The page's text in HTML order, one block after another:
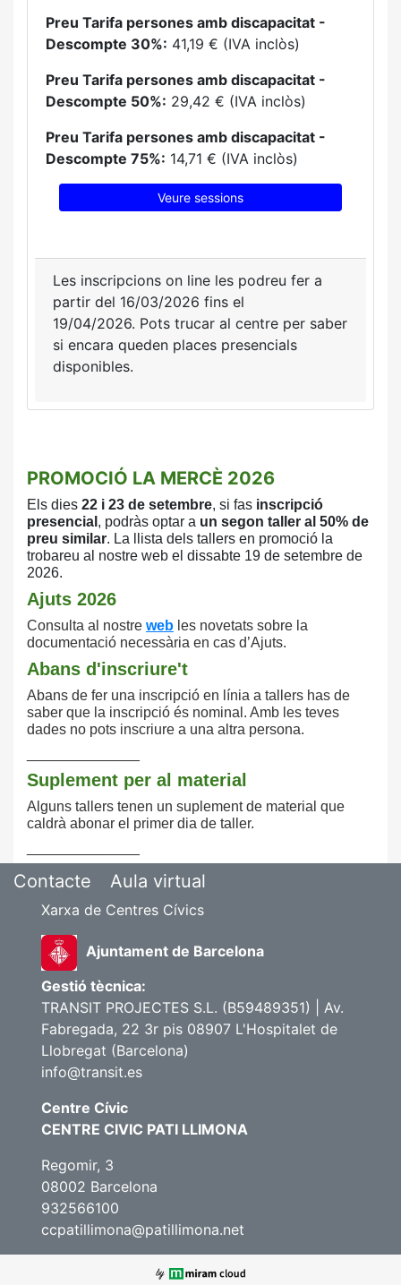
Preu Tarifa persones amb discapacitat -
Descompte 30%: 41,19 € (IVA inclòs)
Preu Tarifa persones amb discapacitat -
Descompte 50%: 29,42 € (IVA inclòs)
Preu Tarifa persones amb discapacitat -
Descompte 75%: 14,71 € (IVA inclòs)
Veure sessions
Les inscripcions on line les podreu fer a
partir del 16/03/2026 fins el
19/04/2026. Pots trucar al centre per saber
si encara queden places presencials
disponibles.
PROMOCIÓ LA MERCÈ 2026
Els dies 22 i 23 de setembre, si fas inscripció
presencial , podràs optar a un segon taller al 50% de
preu similar. La llista dels tallers en promoció la
trobareu al nostre web el dissabte 19 de setembre de
2026.
Ajuts 2026
Consulta al nostre web les novetats sobre la
documentació necessària en cas d’Ajuts.
Abans d'inscriure't
Abans de fer una inscripció en línia a tallers has de
saber que la inscripció és nominal. Amb les teves
dades no pots inscriure a una altra persona.
Suplement per al material
Alguns tallers tenen un suplement de material que
caldrà abonar el primer dia de taller.
Contacte Aula virtual
Xarxa de Centres Cívics
Ajuntament de Barcelona
Gestió tècnica:
TRANSIT PROJECTES S.L. (B59489351) | Av.
Fabregada, 22 3r pis 08907 L'Hospitalet de
Llobregat (Barcelona)
info@transit.es
Centre Cívic
CENTRE CIVIC PATI LLIMONA
Regomir, 3
08002 Barcelona
932566100
ccpatillimona@patillimona.net